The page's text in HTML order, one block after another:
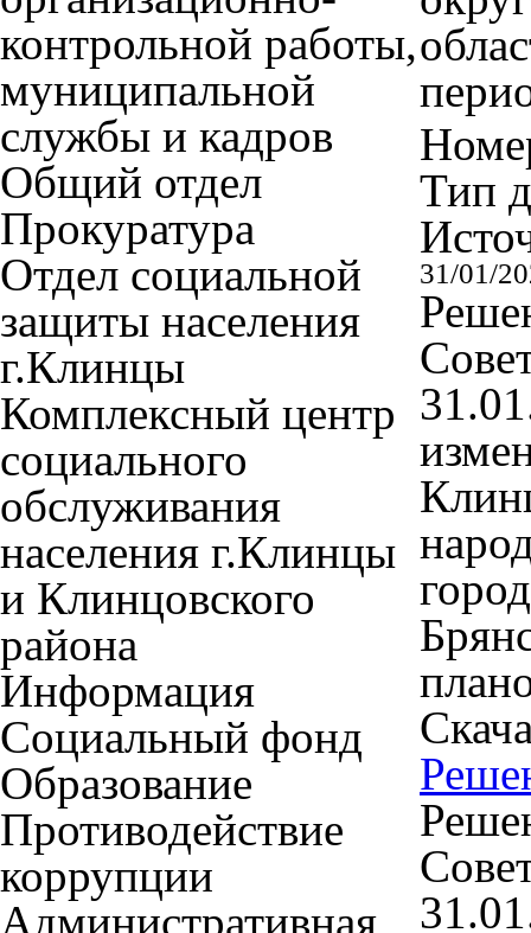
контрольной работы,
муниципальной
службы и кадров
Общий отдел
Прокуратура
Отдел социальной
защиты населения
г.Клинцы
Комплексный центр
социального
обслуживания
населения г.Клинцы
и Клинцовского
района
Информация
Социальный фонд
Образование
Противодействие
коррупции
Административная
Тип
31/01/